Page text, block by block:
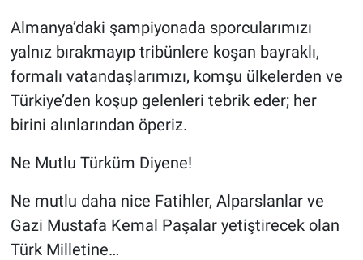
Almanya’daki şampiyonada sporcularımızı
yalnız bırakmayıp tribünlere koşan bayraklı,
formalı vatandaşlarımızı, komşu ülkelerden ve
Türkiye’den koşup gelenleri tebrik eder; her
birini alınlarından öperiz.
Ne Mutlu Türküm Diyene!
Ne mutlu daha nice Fatihler, Alparslanlar ve
Gazi Mustafa Kemal Paşalar yetiştirecek olan
Türk Milletine…